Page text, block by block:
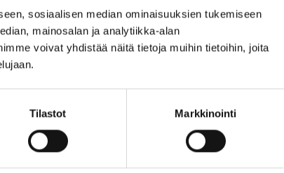
sosiaalisen median ominaisuuksien tukemiseen
mainosalan ja analytiikka-alan
voivat yhdistää näitä tietoja muihin tietoihin, joita
Tilastot Markkinointi